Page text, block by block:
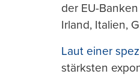
der EU-
Irland, Italien,
Laut einer
stärksten